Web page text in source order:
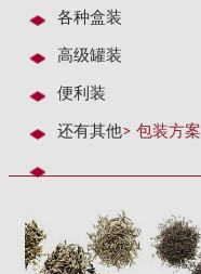
各种盒装
高级罐装
便利装
还有其他> 包装方案